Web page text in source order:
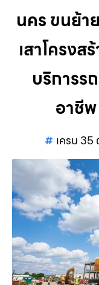
นคร ขนย้า
เสาโครงส
บริการร
อาชีพ
เครน